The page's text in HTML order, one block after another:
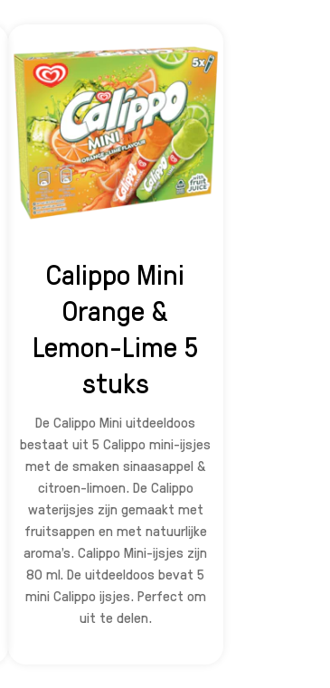
Calippo Mini
Orange &
Lemon-Lime 5
stuks
De Calippo Mini uitdeeldoos
bestaat uit 5 Calippo mini-ijsjes
met de smaken sinaasappel &
citroen-limoen. De Calippo
waterijsjes zijn gemaakt met
fruitsappen en met natuurlijke
aroma’s. Calippo Mini-ijsjes zijn
80 ml. De uitdeeldoos bevat 5
mini Calippo ijsjes. Perfect om
uit te delen.